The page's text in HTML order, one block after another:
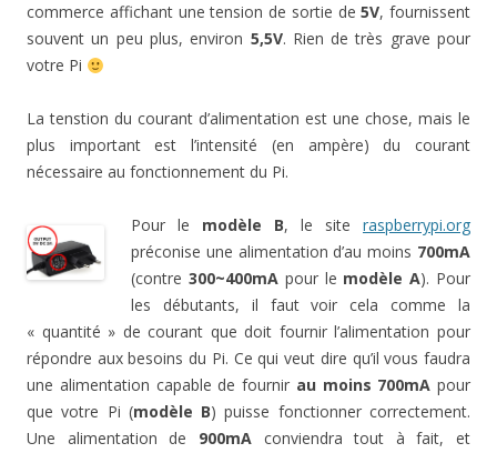
commerce affichant une tension de sortie de5V, fournissent
souvent un peu plus, environ 5,5V. Rien de très grave pour
votre Pi
La tenstion du courant d’alimentation est une chose, mais le
plus important est l’intensité (en ampère) du courant
nécessaire au fonctionnement du Pi.
Pour le modèle B, le site raspberrypi.org
préconise une alimentation d’au moins 700mA
(contre 300~400mApour le modèle A). Pour
les débutants, il faut voir cela comme la
« quantité » de courant que doit fournir l’alimentation pour
répondre aux besoins du Pi. Ce qui veut dire qu’il vous faudra
une alimentation capable de fournir au moins 700mA pour
que votre Pi (modèle B) puisse fonctionner correctement.
Une alimentation de 900mAconviendra tout à fait, et